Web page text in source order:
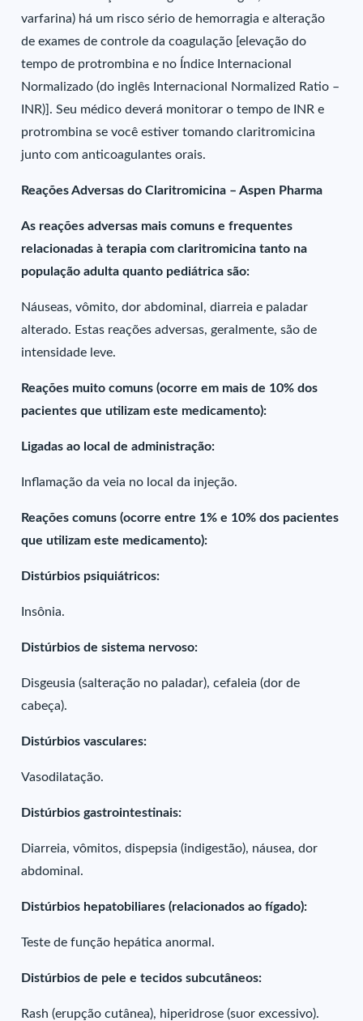
varfarina) há um risco sério de hemorragia e alteração
de exames de controle da coagulação [elevação do
tempo de protrombina e no Índice Internacional
Normalizado (do inglês Internacional Normalized Ratio –
INR)]. Seu médico deverá monitorar o tempo de INR e
protrombina se você estiver tomando claritromicina
junto com anticoagulantes orais.
Reações Adversas do Claritromicina – Aspen Pharma
As reações adversas mais comuns e frequentes
relacionadas à terapia com claritromicina tanto na
população adulta quanto pediátrica são:
Náuseas, vômito, dor abdominal, diarreia e paladar
alterado. Estas reações adversas, geralmente, são de
intensidade leve.
Reações muito comuns (ocorre em mais de 10% dos
pacientes que utilizam este medicamento):
Ligadas ao local de administração:
Inflamação da veia no local da injeção.
Reações comuns (ocorre entre 1% e 10% dos pacientes
que utilizam este medicamento):
Distúrbios psiquiátricos:
Insônia.
Distúrbios de sistema nervoso:
Disgeusia (salteração no paladar), cefaleia (dor de
cabeça).
Distúrbios vasculares:
Vasodilatação.
Distúrbios gastrointestinais:
Diarreia, vômitos, dispepsia (indigestão), náusea, dor
abdominal.
Distúrbios hepatobiliares (relacionados ao fígado):
Teste de função hepática anormal.
Distúrbios de pele e tecidos subcutâneos:
Rash (erupção cutânea), hiperidrose (suor excessivo).